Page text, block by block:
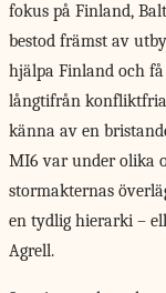
fokus på Finland,
bestod främst av
hjälpa Finland och
långtifrån
känna av en
MI6 var under olika
stormakternas
en tydlig hierarki –
Agrell.